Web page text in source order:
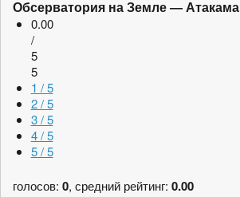
Обсерватория на Земле — Атакама
0.00
/
5
5
1 / 5
2 / 5
3 / 5
4 / 5
5 / 5
голосов: 0, средний рейтинг: 0.00